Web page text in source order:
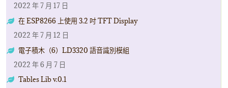
2022 年 7 月 17 日
在 ESP8266 上使用 3.2 吋 TFT Display
2022 年 7 月 12 日
電子積木（6）LD3320 語音識別模組
2022 年 6 月 7 日
Tables Lib v.0.1